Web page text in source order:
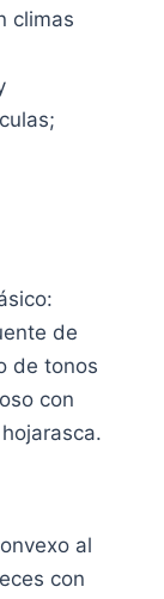
climas
de
de tonos
con
al
con